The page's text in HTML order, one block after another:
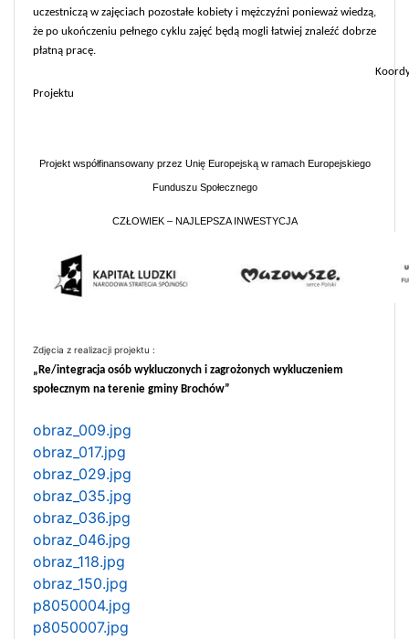
uczestniczą w zajęciach pozostałe kobiety i mężczyźni ponieważ wiedzą,
że po ukończeniu pełnego cyklu zajęć będą mogli łatwiej znaleźć dobrze
płatną pracę.
Projektu
Projekt współfinansowany przez Unię Europejską w ramach Europejskiego
Funduszu Społecznego
CZŁOWIEK – NAJLEPSZA INWESTYCJA
Zdjęcia z realizacji projektu :
„Re/integracja osób wykluczonych i zagrożonych wykluczeniem
społecznym na terenie gminy Brochów”
obraz_009.jpg
obraz_017.jpg
obraz_029.jpg
obraz_035.jpg
obraz_036.jpg
obraz_046.jpg
obraz_118.jpg
obraz_150.jpg
p8050004.jpg
p8050007.jpg